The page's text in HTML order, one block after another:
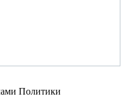
Политики